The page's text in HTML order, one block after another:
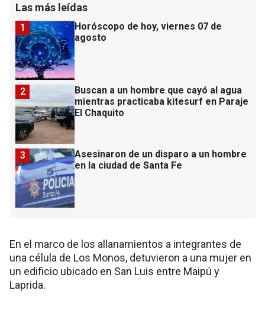
Las más leídas
Horóscopo de hoy, viernes 07 de
agosto
1
Buscan a un hombre que cayó al agua
mientras practicaba kitesurf en Paraje
El Chaquito
2
Asesinaron de un disparo a un hombre
en la ciudad de Santa Fe
3
En el marco de los allanamientos a integrantes de
una célula de Los Monos, detuvieron a una mujer en
un edificio ubicado en San Luis entre Maipú y
Laprida.